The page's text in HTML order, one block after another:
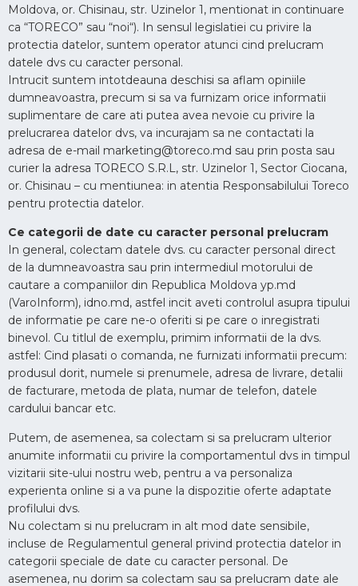
Moldova, or. Chisinau, str. Uzinelor 1, mentionat in continuare
ca “TORECO” sau “noi“). In sensul legislatiei cu privire la
protectia datelor, suntem operator atunci cind prelucram
datele dvs cu caracter personal.
Intrucit suntem intotdeauna deschisi sa aflam opiniile
dumneavoastra, precum si sa va furnizam orice informatii
suplimentare de care ati putea avea nevoie cu privire la
prelucrarea datelor dvs, va incurajam sa ne contactati la
adresa de e-mail marketing@toreco.md sau prin posta sau
curier la adresa TORECO S.R.L, str. Uzinelor 1, Sector Ciocana,
or. Chisinau – cu mentiunea: in atentia Responsabilului Toreco
pentru protectia datelor.
Ce categorii de date cu caracter personal prelucram
In general, colectam datele dvs. cu caracter personal direct
de la dumneavoastra sau prin intermediul motorului de
cautare a companiilor din Republica Moldova yp.md
(VaroInform), idno.md, astfel incit aveti controlul asupra tipului
de informatie pe care ne-o oferiti si pe care o inregistrati
binevol. Cu titlul de exemplu, primim informatii de la dvs.
astfel: Cind plasati o comanda, ne furnizati informatii precum:
produsul dorit, numele si prenumele, adresa de livrare, detalii
de facturare, metoda de plata, numar de telefon, datele
cardului bancar etc.
Putem, de asemenea, sa colectam si sa prelucram ulterior
anumite informatii cu privire la comportamentul dvs in timpul
vizitarii site-ului nostru web, pentru a va personaliza
experienta online si a va pune la dispozitie oferte adaptate
profilului dvs.
Nu colectam si nu prelucram in alt mod date sensibile,
incluse de Regulamentul general privind protectia datelor in
categorii speciale de date cu caracter personal. De
asemenea, nu dorim sa colectam sau sa prelucram date ale